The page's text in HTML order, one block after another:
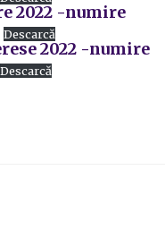
2022 -numire
Descarcă
2022 -numire
Descarcă